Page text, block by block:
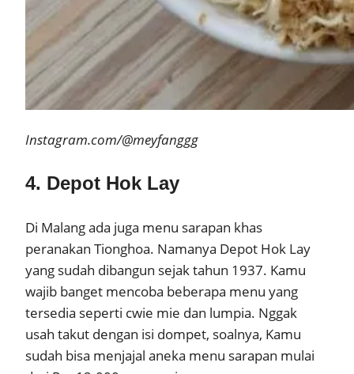
Instagram.com/@meyfanggg
4. Depot Hok Lay
Di Malang ada juga menu sarapan khas
peranakan Tionghoa. Namanya Depot Hok Lay
yang sudah dibangun sejak tahun 1937. Kamu
wajib banget mencoba beberapa menu yang
tersedia seperti cwie mie dan lumpia. Nggak
usah takut dengan isi dompet, soalnya, Kamu
sudah bisa menjajal aneka menu sarapan mulai